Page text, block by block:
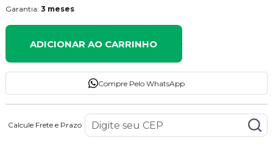
Garantia: 3 meses
ADICIONAR AO CARRINHO
Compre Pelo WhatsApp
Calcule Frete e Prazo